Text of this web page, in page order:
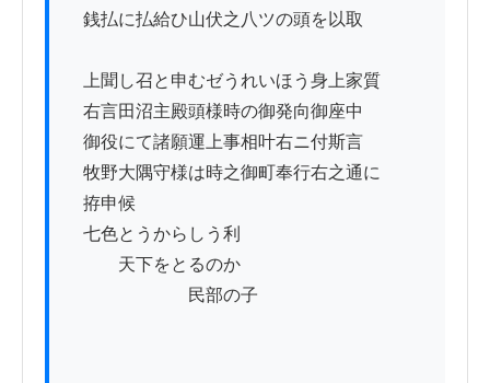
銭払に払給ひ山伏之八ツの頭を以取
上聞し召と申むゼうれいほう身上家質
右言田沼主殿頭様時の御発向御座中
御役にて諸願運上事相叶右ニ付斯言
牧野大隅守様は時之御町奉行右之通に
拵申候
七色とうからしう利
天下をとるのか
民部の子